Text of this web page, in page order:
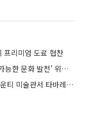
프리미엄 도료 협찬
한국엡손, 서울시립미술관과 ‘지속가능한 문화 발전’ 위한 MOU
현대차·LACMA 파트너십, 美 LA 카운티 미술관서 타바레스 스트란 전시